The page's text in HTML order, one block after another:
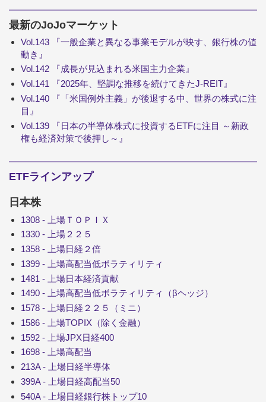
最新のJoJoマーケット
Vol.143 『一般企業と異なる事業モデルが映す、銀行株の値
動き』
Vol.142 『成長が見込まれる米国主力企業』
Vol.141 『2025年、堅調な推移を続けてきたJ-REIT』
Vol.140 『「米国例外主義」が後退する中、世界の株式に注
目』
Vol.139 『日本の半導体株式に投資するETFに注目 ～新政
権も経済対策で後押し～』
ETFラインアップ
日本株
1308 - 上場ＴＯＰＩＸ
1330 - 上場２２５
1358 - 上場日経２倍
1399 - 上場高配当低ボラティリティ
1481 - 上場日本経済貢献
1490 - 上場高配当低ボラティリティ（βヘッジ）
1578 - 上場日経２２５（ミニ）
1586 - 上場TOPIX（除く金融）
1592 - 上場JPX日経400
1698 - 上場高配当
213A - 上場日経半導体
399A - 上場日経高配当50
540A - 上場日経銀行株トップ10